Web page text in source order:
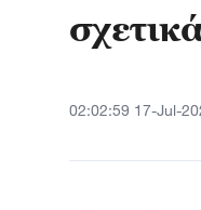
02:02:59 17-Jul-